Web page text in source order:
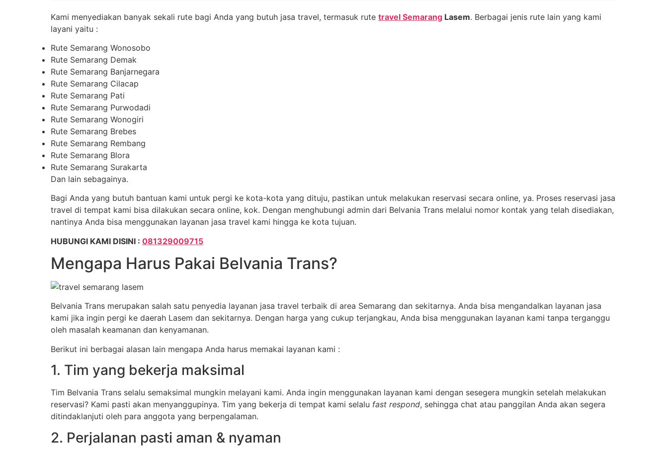
Kami menyediakan banyak sekali rute bagi Anda yang butuh jasa travel, termasuk rute travel Semarang Lasem. Berbagai jenis rute lain yang kami
layani yaitu :
Rute Semarang Wonosobo
Rute Semarang Demak
Rute Semarang Banjarnegara
Rute Semarang Cilacap
Rute Semarang Pati
Rute Semarang Purwodadi
Rute Semarang Wonogiri
Rute Semarang Brebes
Rute Semarang Rembang
Rute Semarang Blora
Rute Semarang Surakarta
Dan lain sebagainya.
Bagi Anda yang butuh bantuan kami untuk pergi ke kota-kota yang dituju, pastikan untuk melakukan reservasi secara online, ya. Proses reservasi jasa
travel di tempat kami bisa dilakukan secara online, kok. Dengan menghubungi admin dari Belvania Trans melalui nomor kontak yang telah disediakan,
nantinya Anda bisa menggunakan layanan jasa travel kami hingga ke kota tujuan.
HUBUNGI KAMI DISINI : 081329009715
Mengapa Harus Pakai Belvania Trans?
Belvania Trans merupakan salah satu penyedia layanan jasa travel terbaik di area Semarang dan sekitarnya. Anda bisa mengandalkan layanan jasa
kami jika ingin pergi ke daerah Lasem dan sekitarnya. Dengan harga yang cukup terjangkau, Anda bisa menggunakan layanan kami tanpa terganggu
oleh masalah keamanan dan kenyamanan.
Berikut ini berbagai alasan lain mengapa Anda harus memakai layanan kami :
1. Tim yang bekerja maksimal
Tim Belvania Trans selalu semaksimal mungkin melayani kami. Anda ingin menggunakan layanan kami dengan sesegera mungkin setelah melakukan
reservasi? Kami pasti akan menyanggupinya. Tim yang bekerja di tempat kami selalu fast respond, sehingga chat atau panggilan Anda akan segera
ditindaklanjuti oleh para anggota yang berpengalaman.
2. Perjalanan pasti aman & nyaman